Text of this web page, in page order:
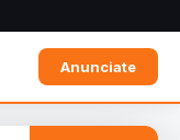
Anunciate